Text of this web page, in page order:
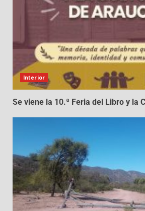
Interior
Se viene la 10.ª Feria del Libro y la